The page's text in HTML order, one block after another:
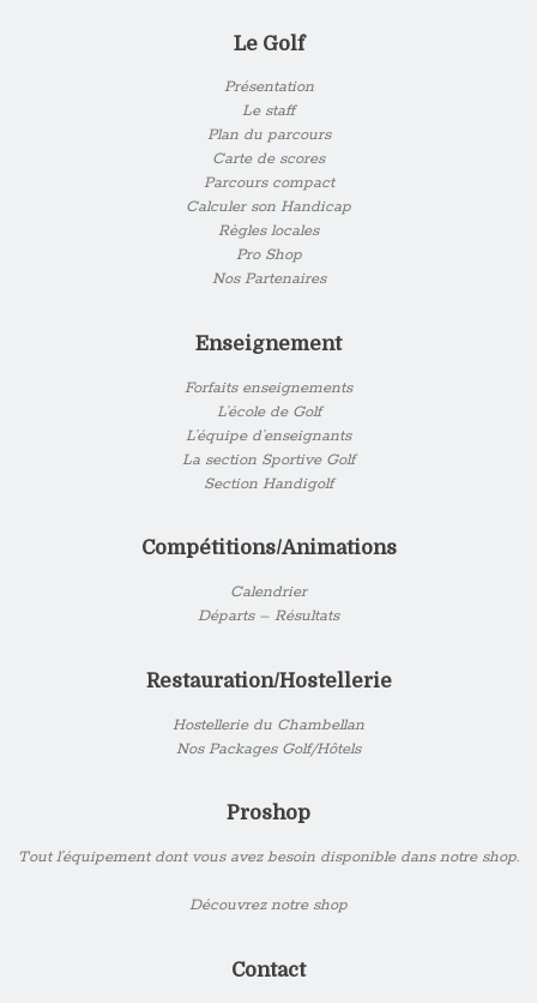
Le Golf
Présentation
Le staff
Plan du parcours
Carte de scores
Parcours compact
Calculer son Handicap
Règles locales
Pro Shop
Nos Partenaires
Enseignement
Forfaits enseignements
L’école de Golf
L’équipe d’enseignants
La section Sportive Golf
Section Handigolf
Compétitions/Animations
Calendrier
Départs – Résultats
Restauration/Hostellerie
Hostellerie du Chambellan
Nos Packages Golf/Hôtels
Proshop
Tout l’équipement dont vous avez besoin disponible dans notre shop.
Découvrez notre shop
Contact